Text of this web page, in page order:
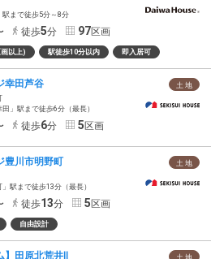
まで徒歩5分～8分
徒歩5分 97区画
以上) 駅徒歩10分以内 即入居可
土 地
幸田芦谷
田」駅まで徒歩6分（最長）
徒歩6分 5区画
土 地
豊川市明野町
駅まで徒歩13分（最長）
徒歩13分 5区画
自由設計
土 地
】田原北荒井Ⅱ